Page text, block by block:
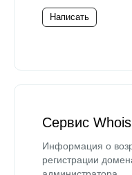
Написать
Сервис Whois
Информация о
регистрации